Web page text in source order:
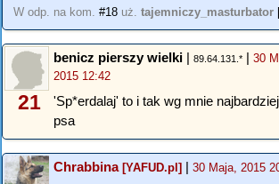
W odp. na kom. #18 uż. tajemniczy_masturbator
21
benicz pierszy wielki | 89.64.131.* | 30
2015 12:42
'Sp*erdalaj' to i tak wg mnie
psa
Chrabbina[YAFUD.pl] | 30 Maja, 2015